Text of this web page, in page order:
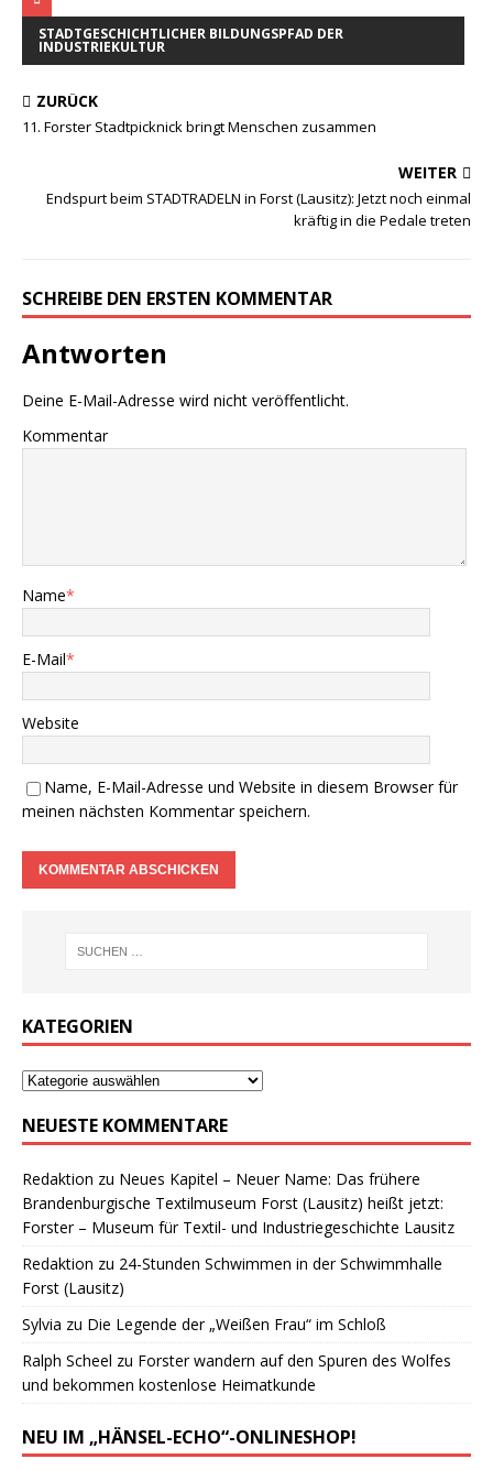
STADTGESCHICHTLICHER BILDUNGSPFAD DER
INDUSTRIEKULTUR
ZURÜCK
11. Forster Stadtpicknick bringt Menschen zusammen
WEITER
Endspurt beim STADTRADELN in Forst (Lausitz): Jetzt noch einmal
kräftig in die Pedale treten
SCHREIBE DEN ERSTEN KOMMENTAR
Antworten
Deine E-Mail-Adresse wird nicht veröffentlicht.
Kommentar
Name*
E-Mail*
Website
Name, E-Mail-Adresse und Website in diesem Browser für
meinen nächsten Kommentar speichern.
KATEGORIEN
NEUESTE KOMMENTARE
Redaktion zu Neues Kapitel – Neuer Name: Das frühere
Brandenburgische Textilmuseum Forst (Lausitz) heißt jetzt:
Forster – Museum für Textil- und Industriegeschichte Lausitz
Redaktion zu 24-Stunden Schwimmen in der Schwimmhalle
Forst (Lausitz)
Sylvia zu Die Legende der „Weißen Frau“ im Schloß
Ralph Scheel zu Forster wandern auf den Spuren des Wolfes
und bekommen kostenlose Heimatkunde
NEU IM „HÄNSEL-ECHO“-ONLINESHOP!